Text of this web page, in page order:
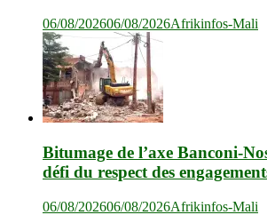
06/08/202606/08/2026Afrikinfos-Mali
Bitumage de l’axe Banconi-
défi du respect des
06/08/202606/08/2026Afrikinfos-Mali